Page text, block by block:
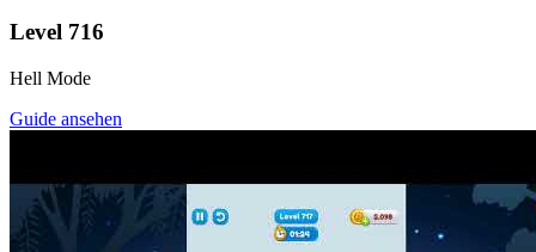
Level 716
Hell Mode
Guide ansehen